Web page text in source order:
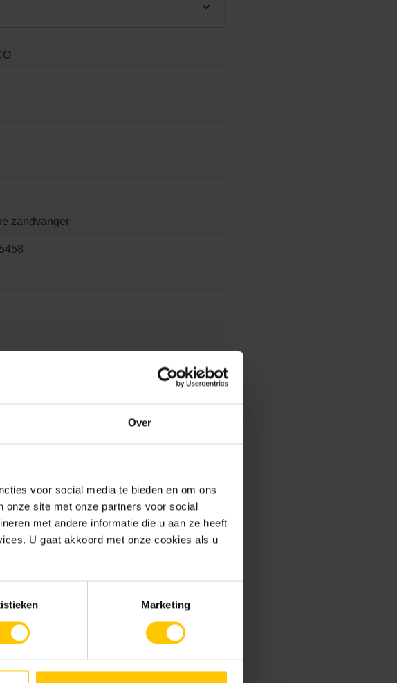
Over
voor social media te bieden en om ons
onze site met onze partners voor social
met andere informatie die u aan ze heeft
U gaat akkoord met onze cookies als u
Marketing
zandvanger